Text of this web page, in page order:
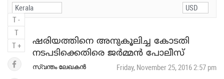
T -
T
T +
ഷരിയത്തിനെ അനുകൂലിച്ച കോടതി
നടപടിക്കെതിരെ ജർമ്മൻ പോലീസ്
സ്വന്തം ലേഖകൻ Friday, November 25, 2016 2:57 pm